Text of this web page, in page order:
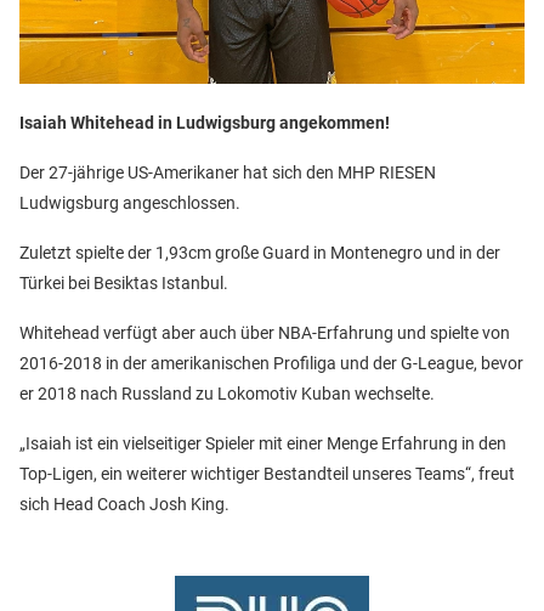
Isaiah Whitehead in Ludwigsburg angekommen!
Der 27-jährige US-Amerikaner hat sich den MHP RIESEN
Ludwigsburg angeschlossen.
Zuletzt spielte der 1,93cm große Guard in Montenegro und in der
Türkei bei Besiktas Istanbul.
Whitehead verfügt aber auch über NBA-Erfahrung und spielte von
2016-2018 in der amerikanischen Profiliga und der G-League, bevor
er 2018 nach Russland zu Lokomotiv Kuban wechselte.
„Isaiah ist ein vielseitiger Spieler mit einer Menge Erfahrung in den
Top-Ligen, ein weiterer wichtiger Bestandteil unseres Teams“, freut
sich Head Coach Josh King.